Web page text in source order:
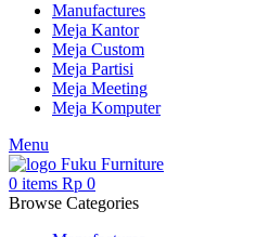
Manufactures
Meja Kantor
Meja Custom
Meja Partisi
Meja Meeting
Meja Komputer
Menu
0 items Rp 0
Browse Categories